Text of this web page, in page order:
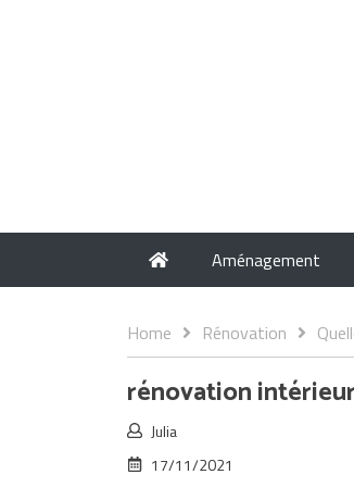
Aménagement
Home Rénovation
rénovation
Julia
17/11/2021